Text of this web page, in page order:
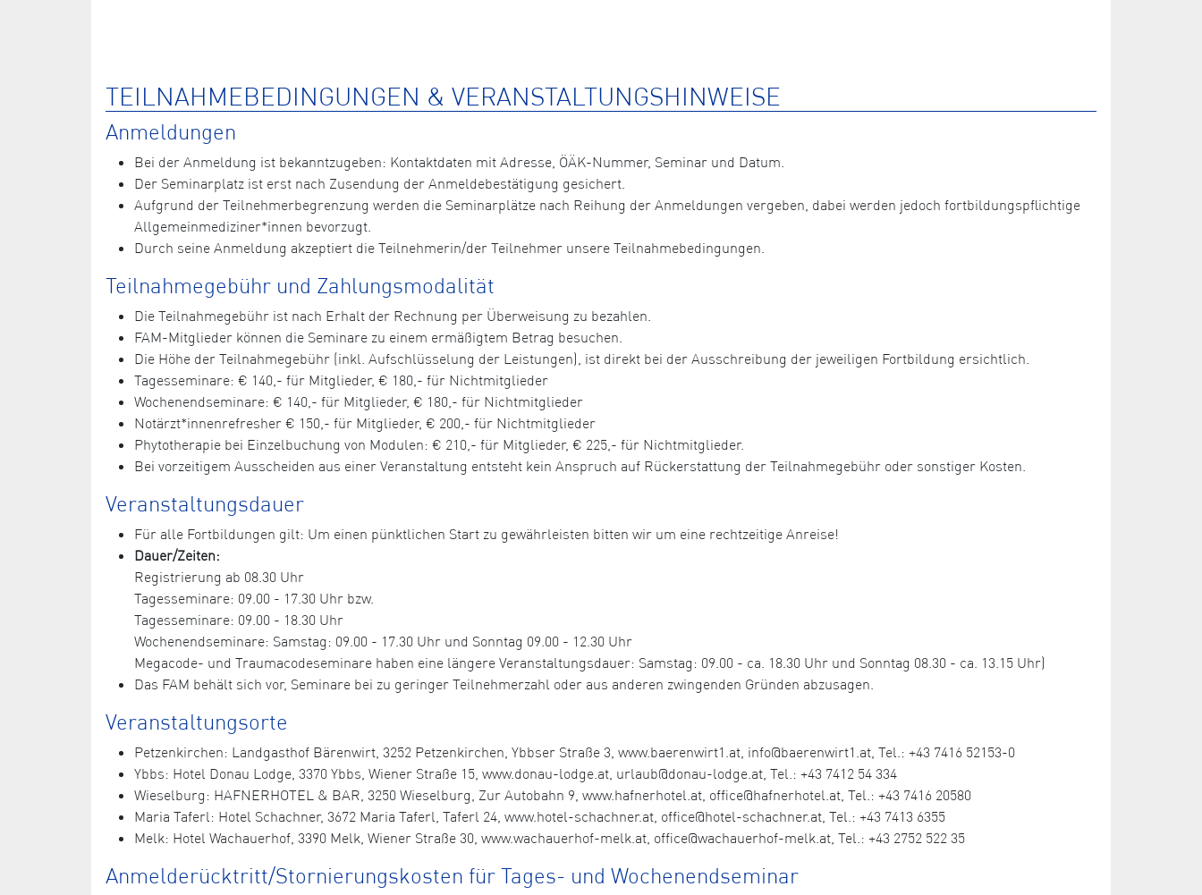
TEILNAHMEBEDINGUNGEN & VERANSTALTUNGSHINWEISE
Anmeldungen
Bei der Anmeldung ist bekanntzugeben: Kontaktdaten mit Adresse, ÖÄK-Nummer, Seminar und Datum.
Der Seminarplatz ist erst nach Zusendung der Anmeldebestätigung gesichert.
Aufgrund der Teilnehmerbegrenzung werden die Seminarplätze nach Reihung der Anmeldungen vergeben, dabei werden jedoch fortbildungspflichtige
Allgemeinmediziner*innen bevorzugt.
Durch seine Anmeldung akzeptiert die Teilnehmerin/der Teilnehmer unsere Teilnahmebedingungen.
Teilnahmegebühr und Zahlungsmodalität
Die Teilnahmegebühr ist nach Erhalt der Rechnung per Überweisung zu bezahlen.
FAM-Mitglieder können die Seminare zu einem ermäßigtem Betrag besuchen.
Die Höhe der Teilnahmegebühr (inkl. Aufschlüsselung der Leistungen), ist direkt bei der Ausschreibung der jeweiligen Fortbildung ersichtlich.
Tagesseminare: € 140,- für Mitglieder, € 180,- für Nichtmitglieder
Wochenendseminare: € 140,- für Mitglieder, € 180,- für Nichtmitglieder
Notärzt*innenrefresher € 150,- für Mitglieder, € 200,- für Nichtmitglieder
Phytotherapie bei Einzelbuchung von Modulen: € 210,- für Mitglieder, € 225,- für Nichtmitglieder.
Bei vorzeitigem Ausscheiden aus einer Veranstaltung entsteht kein Anspruch auf Rückerstattung der Teilnahmegebühr oder sonstiger Kosten.
Veranstaltungsdauer
Für alle Fortbildungen gilt: Um einen pünktlichen Start zu gewährleisten bitten wir um eine rechtzeitige Anreise!
Dauer/Zeiten:
Registrierung ab 08.30 Uhr
Tagesseminare: 09.00 - 17.30 Uhr bzw.
Tagesseminare: 09.00 - 18.30 Uhr
Wochenendseminare: Samstag: 09.00 - 17.30 Uhr und Sonntag 09.00 - 12.30 Uhr
Megacode- und Traumacodeseminare haben eine längere Veranstaltungsdauer: Samstag: 09.00 - ca. 18.30 Uhr und Sonntag 08.30 - ca. 13.15 Uhr)
Das FAM behält sich vor, Seminare bei zu geringer Teilnehmerzahl oder aus anderen zwingenden Gründen abzusagen.
Veranstaltungsorte
Petzenkirchen: Landgasthof Bärenwirt, 3252 Petzenkirchen, Ybbser Straße 3, www.baerenwirt1.at, info@baerenwirt1.at, Tel.: +43 7416 52153-0
Ybbs: Hotel Donau Lodge, 3370 Ybbs, Wiener Straße 15, www.donau-lodge.at, urlaub@donau-lodge.at, Tel.: +43 7412 54 334
Wieselburg: HAFNERHOTEL & BAR, 3250 Wieselburg, Zur Autobahn 9, www.hafnerhotel.at, office@hafnerhotel.at, Tel.: +43 7416 20580
Maria Taferl: Hotel Schachner, 3672 Maria Taferl, Taferl 24, www.hotel-schachner.at, office@hotel-schachner.at, Tel.: +43 7413 6355
Melk: Hotel Wachauerhof, 3390 Melk, Wiener Straße 30, www.wachauerhof-melk.at, office@wachauerhof-melk.at, Tel.: +43 2752 522 35
Anmelderücktritt/Stornierungskosten für Tages- und Wochenendseminar